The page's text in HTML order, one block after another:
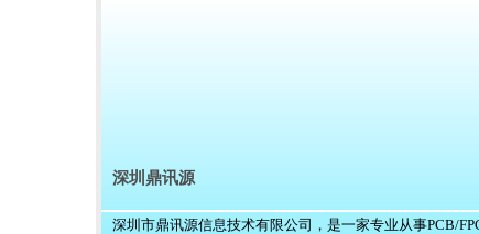
深圳鼎讯源
深圳市鼎讯源信息技术有限公司，是一家专业从事PCB/